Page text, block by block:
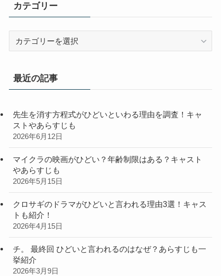
カテゴリー
リ
最近の記事
先生を消す方程式がひどいといわる理由を調査！キャ
ストやあらすじも
2026年6月12日
マイクラの映画がひどい？年齢制限はある？キャスト
やあらすじも
2026年5月15日
クロサギのドラマがひどいと言われる理由3選！キャス
トも紹介！
2026年4月15日
チ。 最終回 ひどいと言われるのはなぜ？あらすじも一
挙紹介
2026年3月9日